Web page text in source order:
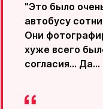
"Это было
автобусу
Они
хуже всего
согласия...